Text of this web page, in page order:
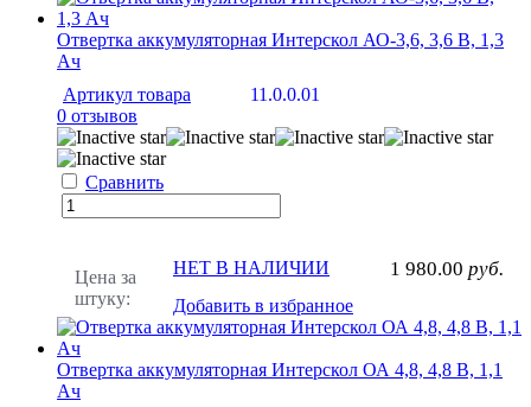
Отвертка аккумуляторная Интерскол АО-3,6, 3,6 В, 1,3
Ач
Артикул товара
11.0.0.01
0 отзывов
Сравнить
Цена за
штуку:
1 980.00 руб.
НЕТ В НАЛИЧИИ
Добавить в избранное
Отвертка аккумуляторная Интерскол ОА 4,8, 4,8 В, 1,1
Ач